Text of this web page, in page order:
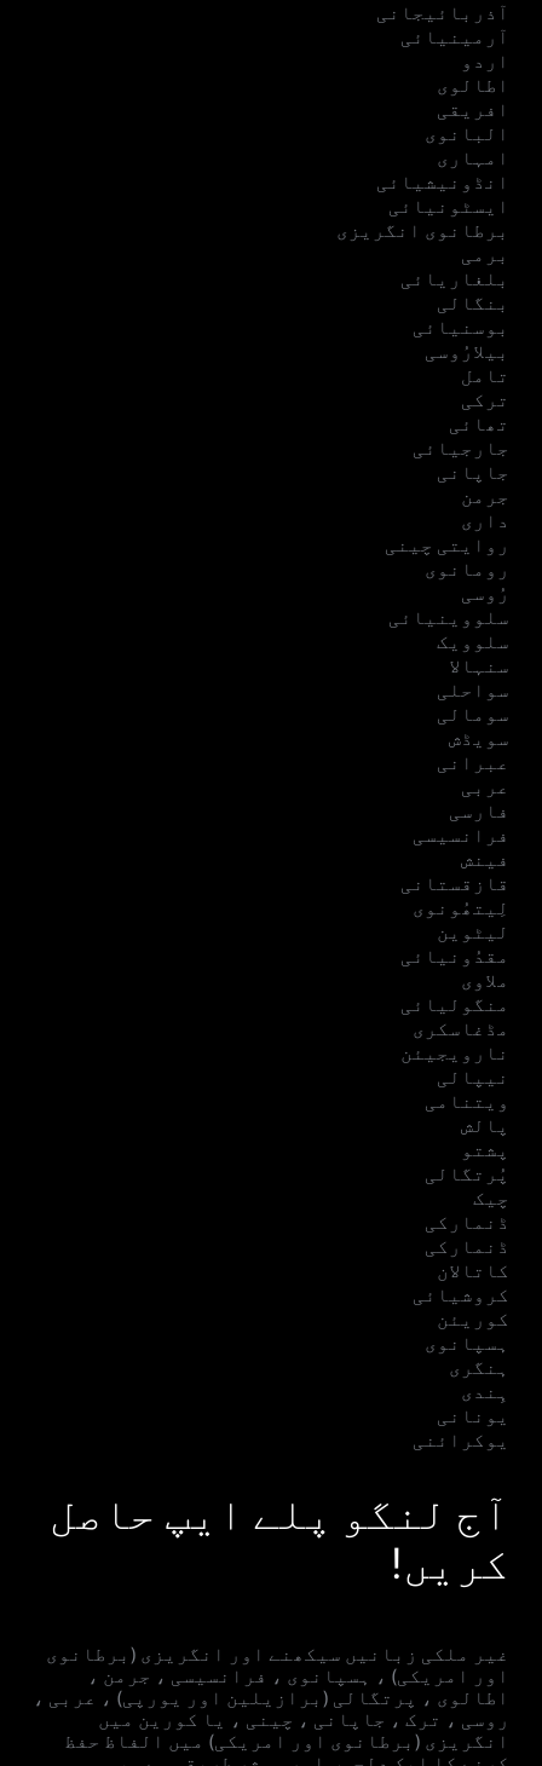
آذربائیجانی
آرمینیائی
اردو
اطالوی
افریقی
البانوی
امہاری
انڈونیشیائی
ایسٹونیائی
برطانوی انگریزی
برمی
بلغاریائی
بنگالی
بوسنیائی
بیلارُوسی
تامل
ترکی
تھائی
جارجیائی
جاپانی
جرمن
داری
روایتی چینی
رومانوی
رُوسی
سلووینیائی
سلوویک
سنہالا
سواحلی
سومالی
سویڈش
عبرانی
عربی
فارسی
فرانسیسی
فینش
قازقستانی
لِیتھُونوی
لیٹوین
مقدُونیائی
ملاوی
منگولیائی
مڈغاسکری
نارویجیئن
نیپالی
ویتنامی
پالش
پشتو
پُرتگالی
چیک
ڈنمارکی
ڈنمارکی
کاتالان
کروشیائی
کوریئن
ہسپانوی
ہنگری
ہِندی
یونانی
یوکرائنی
آج لنگو پلے ایپ حاصل
کریں!
غیر ملکی زبانیں سیکھنے اور انگریزی (برطانوی
اور امریکی) ، ہسپانوی ، فرانسیسی ، جرمن ،
اطالوی ، پرتگالی (برازیلین اور یورپی) ، عربی ،
روسی ، ترک ، جاپانی ، چینی ، یا کورین میں
انگریزی (برطانوی اور امریکی) میں الفاظ حفظ